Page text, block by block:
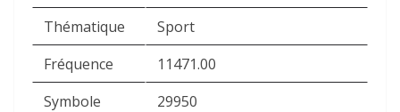
Thématique
Sport
Fréquence
11471.00
Symbole
29950